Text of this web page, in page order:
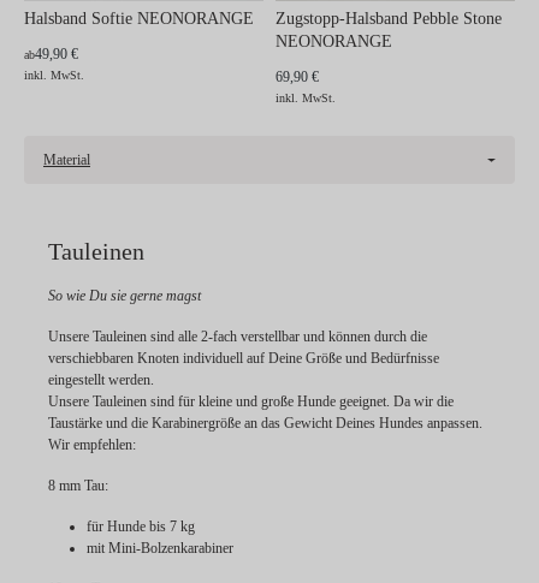
Halsband Softie NEONORANGE
ab49,90 €
inkl. MwSt.
Zugstopp-Halsband Pebble Stone
NEONORANGE
69,90 €
inkl. MwSt.
Material
Tauleinen
So wie Du sie gerne magst
Unsere Tauleinen sind alle 2-fach verstellbar und können durch die
verschiebbaren Knoten individuell auf Deine Größe und Bedürfnisse
eingestellt werden.
Unsere Tauleinen sind für kleine und große Hunde geeignet. Da wir die
Taustärke und die Karabinergröße an das Gewicht Deines Hundes anpassen.
Wir empfehlen:
8 mm Tau:
für Hunde bis 7 kg
mit Mini-Bolzenkarabiner